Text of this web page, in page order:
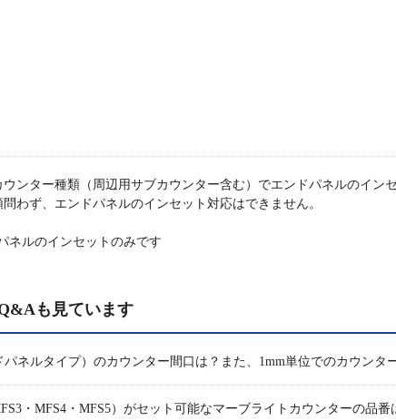
ンター種類（周辺用サブカウンター含む）でエンドパネルのイン
わず、エンドパネルのインセット対応はできません。
ネルのインセットのみです
も見ています
ネルタイプ）のカウンター間口は？また、1mm単位でのカウンタ
・MFS4・MFS5）がセット可能なマーブライトカウンターの品番